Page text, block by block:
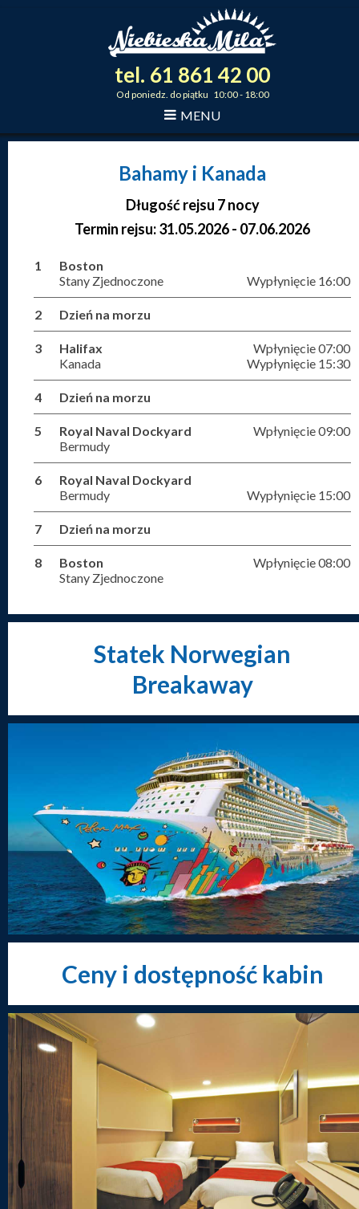
tel. 61 861 42 00
Od poniedz. do piątku 10:00 - 18:00
MENU
Bahamy i Kanada
Długość rejsu 7 nocy
Termin rejsu: 31.05.2026 - 07.06.2026
1
Boston
Stany Zjednoczone
Wypłynięcie 16:00
2 Dzień na morzu
3
Halifax
Kanada
Wpłynięcie 07:00
Wypłynięcie 15:30
4 Dzień na morzu
5
Royal Naval Dockyard
Bermudy
Wpłynięcie 09:00
6
Royal Naval Dockyard
Bermudy
Wypłynięcie 15:00
7 Dzień na morzu
8
Boston
Stany Zjednoczone
Wpłynięcie 08:00
Statek Norwegian
Breakaway
Ceny i dostępność kabin